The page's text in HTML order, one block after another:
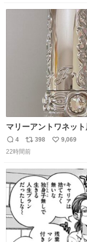
数
マリーアントワネッ
流行りのめじるしア
り、同じく物販で購
返
信
4
リ
ポ
ト
数
398
い
数
9,069
22時間前